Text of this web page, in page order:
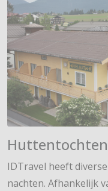
Huttentochten
IDTravel heeft
nachten. Afhankelijk